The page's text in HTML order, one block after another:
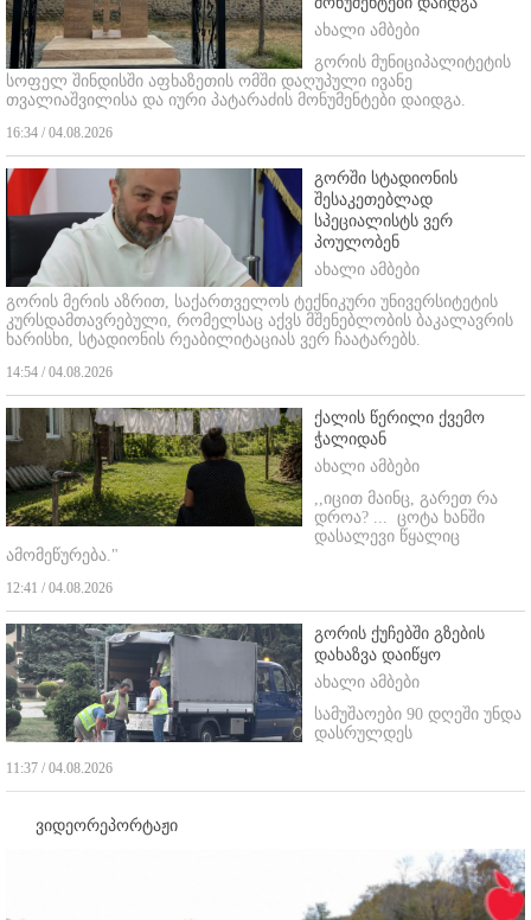
ახალი ამბები
გორის მუნიციპალიტეტის
სოფელ შინდისში აფხაზეთის ომში დაღუპული ივანე
თვალიაშვილისა და იური პატარაძის მონუმენტები დაიდგა.
16:34 / 04.08.2026
გორში სტადიონის
შესაკეთებლად
სპეციალისტს ვერ
პოულობენ
ახალი ამბები
გორის მერის აზრით, საქართველოს ტექნიკური უნივერსიტეტის
კურსდამთავრებული, რომელსაც აქვს მშენებლობის ბაკალავრის
ხარისხი, სტადიონის რეაბილიტაციას ვერ ჩაატარებს.
14:54 / 04.08.2026
ქალის წერილი ქვემო
ჭალიდან
ახალი ამბები
,,იცით მაინც, გარეთ რა
დროა? ... ცოტა ხანში
დასალევი წყალიც
ამომეწურება."
12:41 / 04.08.2026
გორის ქუჩებში გზების
დახაზვა დაიწყო
ახალი ამბები
სამუშაოები 90 დღეში უნდა
დასრულდეს
11:37 / 04.08.2026
ვიდეორეპორტაჟი